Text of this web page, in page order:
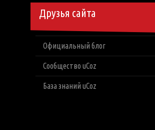
Друзья сайта
Официальный блог
Сообщество uCoz
База знаний uCoz